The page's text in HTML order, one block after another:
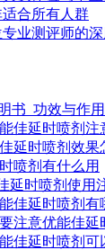
合所有人群
业测评师的
书_功效与作
佳延时喷剂注
延时喷剂效果
喷剂有什么用
延时喷剂使用
佳延时喷剂有
注意优能佳延
佳延时喷剂可